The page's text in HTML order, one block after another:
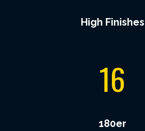
High Finishes
16
180er